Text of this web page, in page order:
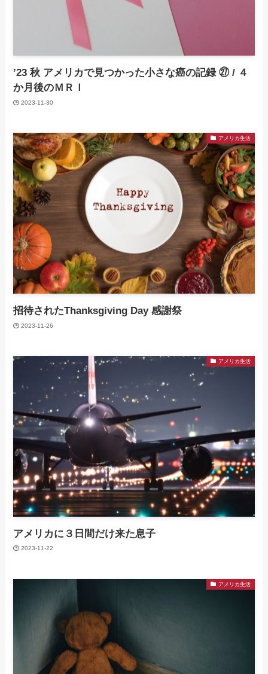
’23 秋 アメリカで見つかった小さな癌の記録 ㉗ / ４
か月後のＭＲＩ
2023-11-30
アメリカ生活
招待されたThanksgiving Day 感謝祭
2023-11-26
アメリカ生活
アメリカに３日間だけ来た息子
2023-11-22
アメリカ生活